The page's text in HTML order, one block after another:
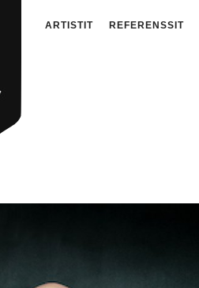
ARTISTIT REFERENSSIT